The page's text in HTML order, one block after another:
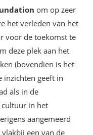
om op zeer
het verleden van het
voor de toekomst te
deze plek aan het
(bovendien is het
inzichten geeft in
als in de
cultuur in het
aangemeerd
vlakbij een van de